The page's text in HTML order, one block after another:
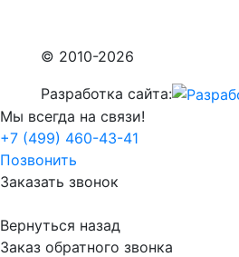
© 2010-2026
Разработка сайта:
Мы всегда на связи!
+7 (499) 460-43-41
Позвонить
Заказать звонок
Вернуться назад
Заказ обратного звонка